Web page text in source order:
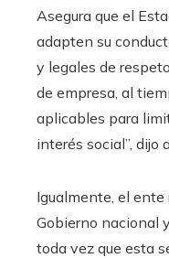
Asegura que el
adapten su
y legales de
de empresa, al
aplicables para
interés social”, dijo
Igualmente, el ente
Gobierno nacional
toda vez que esta